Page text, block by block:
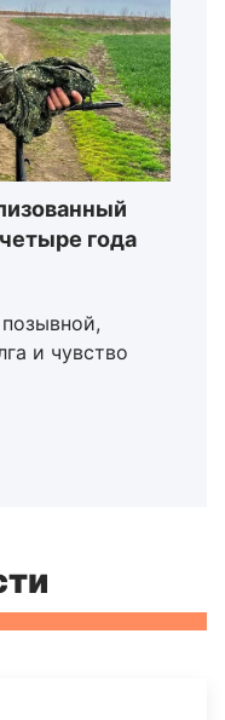
года
и чувство